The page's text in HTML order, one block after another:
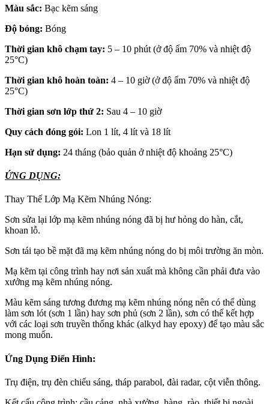
Màu sắc: Bạc kẽm sáng
Độ bóng: Bóng
Thời gian khô chạm tay: 5 – 10 phút (ở độ ẩm 70% và nhiệt độ
25°C)
Thời gian khô hoàn toàn: 4 – 10 giờ (ở độ ẩm 70% và nhiệt độ
25°C)
Thời gian sơn lớp thứ 2: Sau 4 – 10 giờ
Quy cách đóng gói: Lon 1 lít, 4 lít và 18 lít
Hạn sử dụng: 24 tháng (bảo quản ở nhiệt độ khoảng 25°C)
ỨNG DỤNG:
Thay Thế Lớp Mạ Kẽm Nhúng Nóng:
Sơn sửa lại lớp mạ kẽm nhúng nóng đã bị hư hỏng do hàn, cắt,
khoan lỗ.
Sơn tái tạo bề mặt đã mạ kẽm nhúng nóng do bị môi trường ăn mòn.
Mạ kẽm tại công trình hay nơi sản xuất mà không cần phải đưa vào
xưởng mạ kẽm nhúng nóng.
Màu kẽm sáng tương đương mạ kẽm nhúng nóng nên có thể dùng
làm sơn lót (sơn 1 lần) hay sơn phủ (sơn 2 lần), sơn có thể kết hợp
với các loại sơn truyền thống khác (alkyd hay epoxy) để tạo màu sắc
mong muốn.
Ứng Dụng Điển Hình:
Trụ điện, trụ đèn chiếu sáng, tháp parabol, đài radar, cột viễn thông.